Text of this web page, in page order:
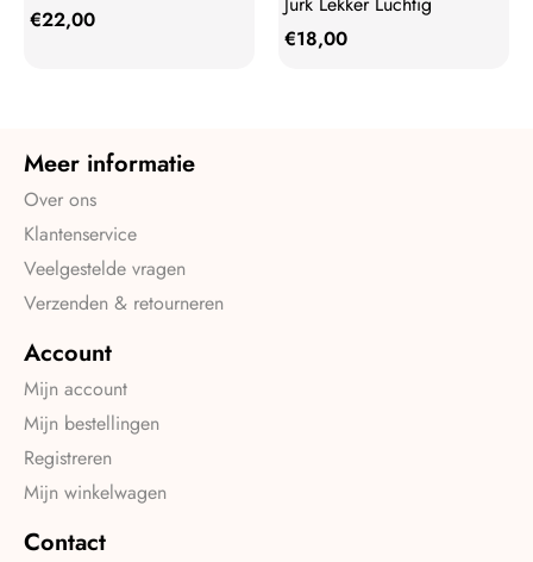
€22,00
€18,00
Meer informatie
Over ons
Klantenservice
Veelgestelde vragen
Verzenden & retourneren
Account
Mijn account
Mijn bestellingen
Registreren
Mijn winkelwagen
Contact